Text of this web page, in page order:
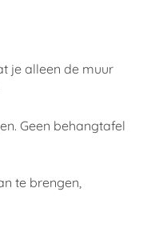
je alleen de muur
Geen behangtafel
te brengen,